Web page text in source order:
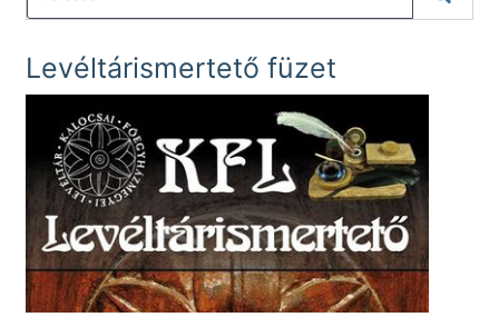
Levéltárismertető füzet